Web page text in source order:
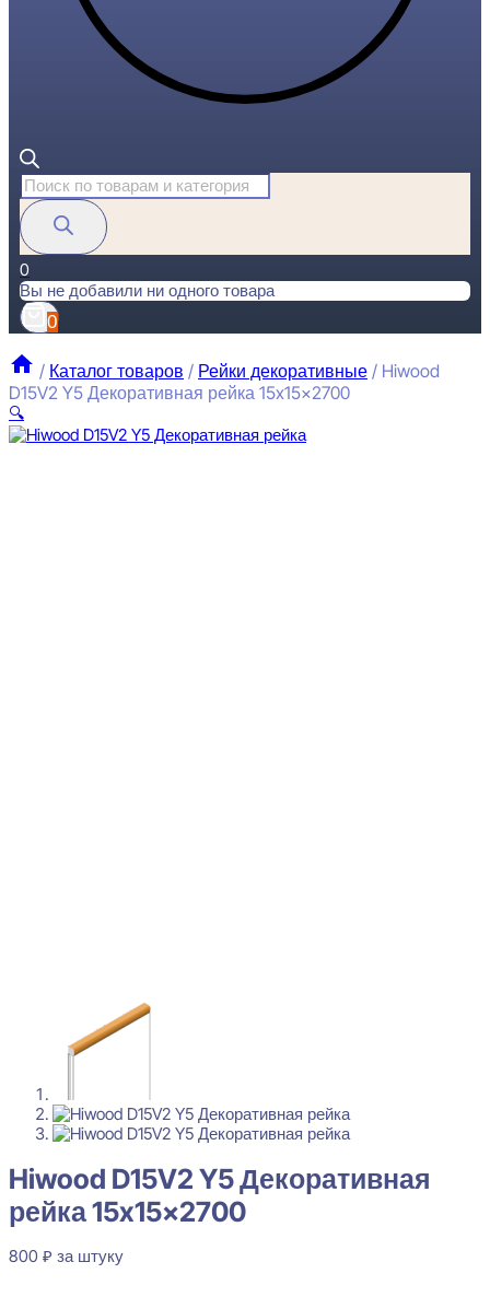
Поиск
товаров
0
Вы не добавили ни одного товара
0
/ Каталог товаров / Рейки декоративные / Hiwood
D15V2 Y5 Декоративная рейка 15x15x2700
🔍
Hiwood D15V2 Y5 Декоративная
рейка 15x15x2700
800 ₽ за штуку